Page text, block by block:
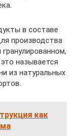
в составе
производства
называется
из натуральных
как